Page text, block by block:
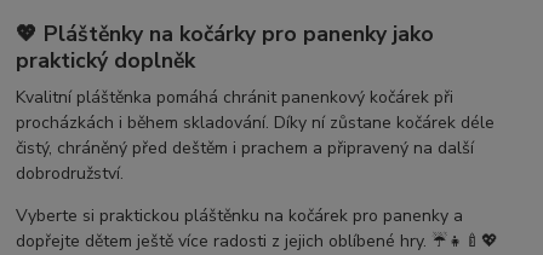
💖 Pláštěnky na kočárky pro panenky jako
praktický doplněk
Kvalitní pláštěnka pomáhá chránit panenkový kočárek při
procházkách i během skladování. Díky ní zůstane kočárek déle
čistý, chráněný před deštěm i prachem a připravený na další
dobrodružství.
Vyberte si praktickou pláštěnku na kočárek pro panenky a
dopřejte dětem ještě více radosti z jejich oblíbené hry. ☔👧🍼💖